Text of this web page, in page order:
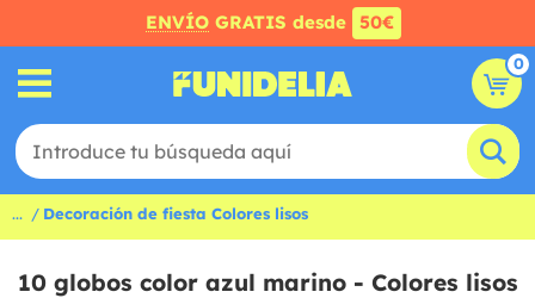
ENVÍO GRATIS desde 50€
0
... Decoración de fiesta Colores lisos
10 globos color azul marino - Colores lisos